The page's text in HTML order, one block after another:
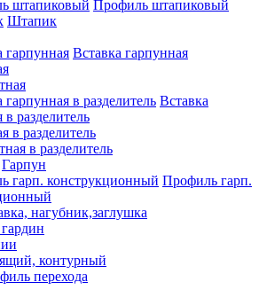
Профиль штапиковый
Штапик
Вставка гарпунная
Вставка
в разделитель
в разделитель
в разделитель
Гарпун
Профиль гарп.
нагубник,заглушка
контурный
перехода